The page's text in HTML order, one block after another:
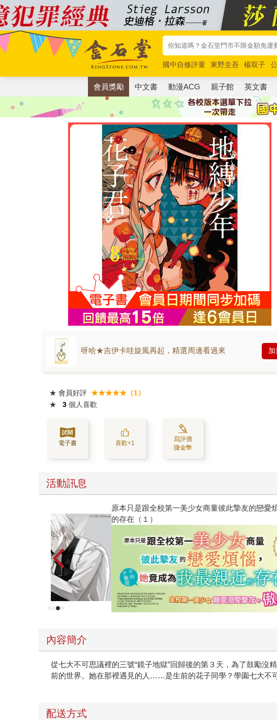
國中自修評量 東野圭吾 楊双子
唯紅花綻放
奧德賽 路邊攤新作
會員獎勵 中文書 動漫ACG 親子館 英文書
呀哈★吉伊卡哇旋風再起，精選周邊看過來
★ 會員好評 ★★★★★（1）
★
3 個人喜歡
電子書 喜歡+1
寫評價
賺金幣
活動訊息
原本只是跟全校第一美少女商量彼此摯友的戀愛煩惱，不知不覺
的存在（１）
內容簡介
從七大不可思議裡的三號“鏡子地獄”回歸後的第３天，為了鼓勵
前的世界。她在那裡遇見的人……是生前的花子同學？學園七大不
配送方式